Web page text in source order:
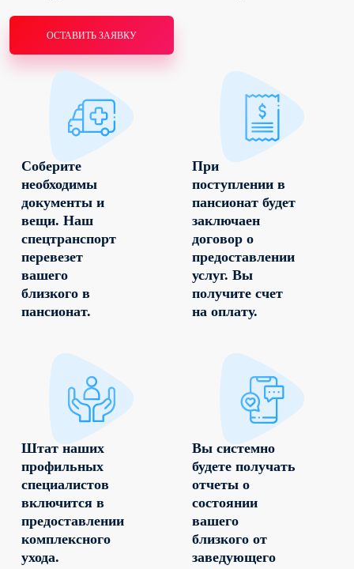
ОСТАВИТЬ ЗАЯВКУ
Соберите
необходимы
документы и
вещи. Наш
спецтранспорт
перевезет
вашего
близкого в
пансионат.
При
поступлении в
пансионат будет
заключаен
договор о
предоставлении
услуг. Вы
получите счет
на оплату.
Штат наших
профильных
специалистов
включится в
предоставлении
комплексного
ухода.
Вы системно
будете получать
отчеты о
состоянии
вашего
близкого от
заведующего